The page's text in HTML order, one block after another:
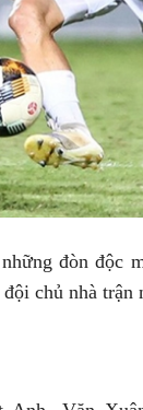
đòn độc
chủ nhà trận